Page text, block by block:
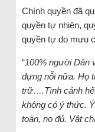
Chính quyền đã
quyền tự nhiên,
quyền tự do mưu
“100% người Dân
đựng nỗi nữa. Họ
trữ….Tình cảnh
không có ý thức.
toàn, no đủ. Vật